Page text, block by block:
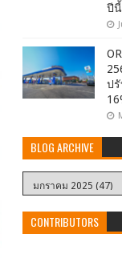
ปีนี้
ป
BLOG ARCHIVE
CONTRIBUTORS